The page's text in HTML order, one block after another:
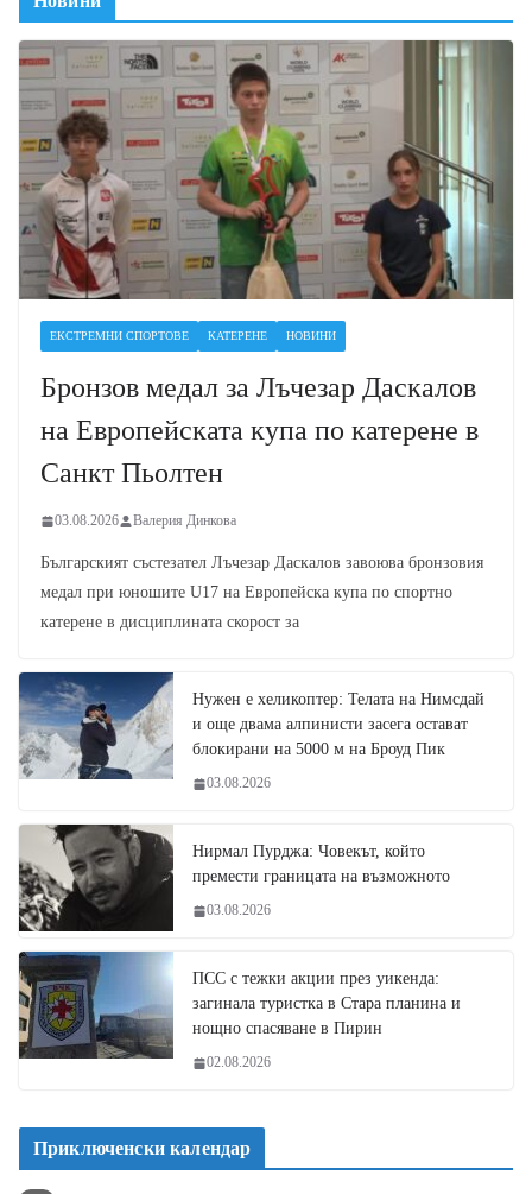
ЕКСТРЕМНИ СПОРТОВЕ КАТЕРЕНЕ НОВИНИ
Бронзов медал за Лъчезар Даскалов
на Европейската купа по катерене в
Санкт Пьолтен
03.08.2026 Валерия Динкова
Българският състезател Лъчезар Даскалов завоюва бронзовия
медал при юношите U17 на Европейска купа по спортно
катерене в дисциплината скорост за
Нужен е хеликоптер: Телата на Нимсдай
и още двама алпинисти засега остават
блокирани на 5000 м на Броуд Пик
03.08.2026
Нирмал Пурджа: Човекът, който
премести границата на възможното
03.08.2026
ПСС с тежки акции през уикенда:
загинала туристка в Стара планина и
нощно спасяване в Пирин
02.08.2026
Приключенски календар